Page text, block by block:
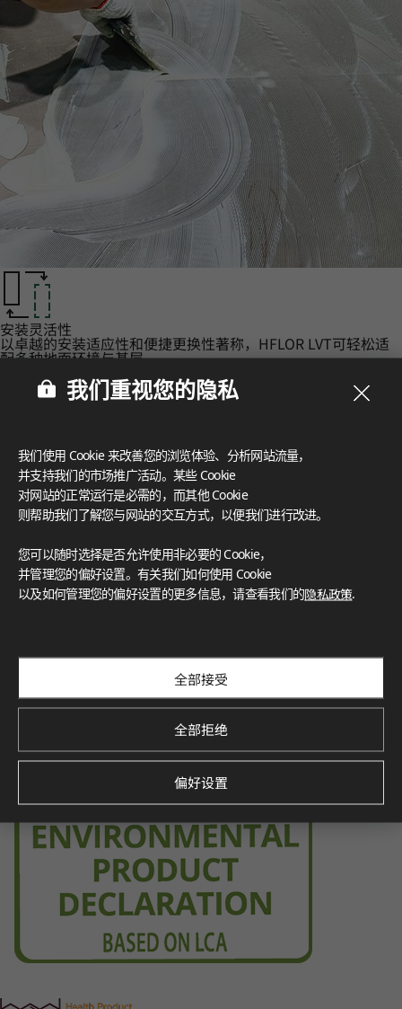
安装灵活性‌
以卓越的安装适应性和便捷更换性著称，HFLOR LVT可轻松适
配多种地面环境与基层。
认证‌
FloorScore®
Certification for indoor air quality, ensuring low emissions o
f volatile organic compounds (VOCs), contributing to a healt
hier indoor environment.
Environmental Product Declaration
Verified by SCS Global Services, this certification demonstra
我们重视您的隐私
我们使用 Cookie 来改善您的浏览体验、分析网站流量，
并支持我们的市场推广活动。某些 Cookie
对网站的正常运行是必需的，而其他 Cookie
则帮助我们了解您与网站的交互方式，以便我们进行改进。
您可以随时选择是否允许使用非必要的 Cookie，
并管理您的偏好设置。有关我们如何使用 Cookie
以及如何管理您的偏好设置的更多信息，请查看我们的隐私政策.
全部接受
全部拒绝
偏好设置